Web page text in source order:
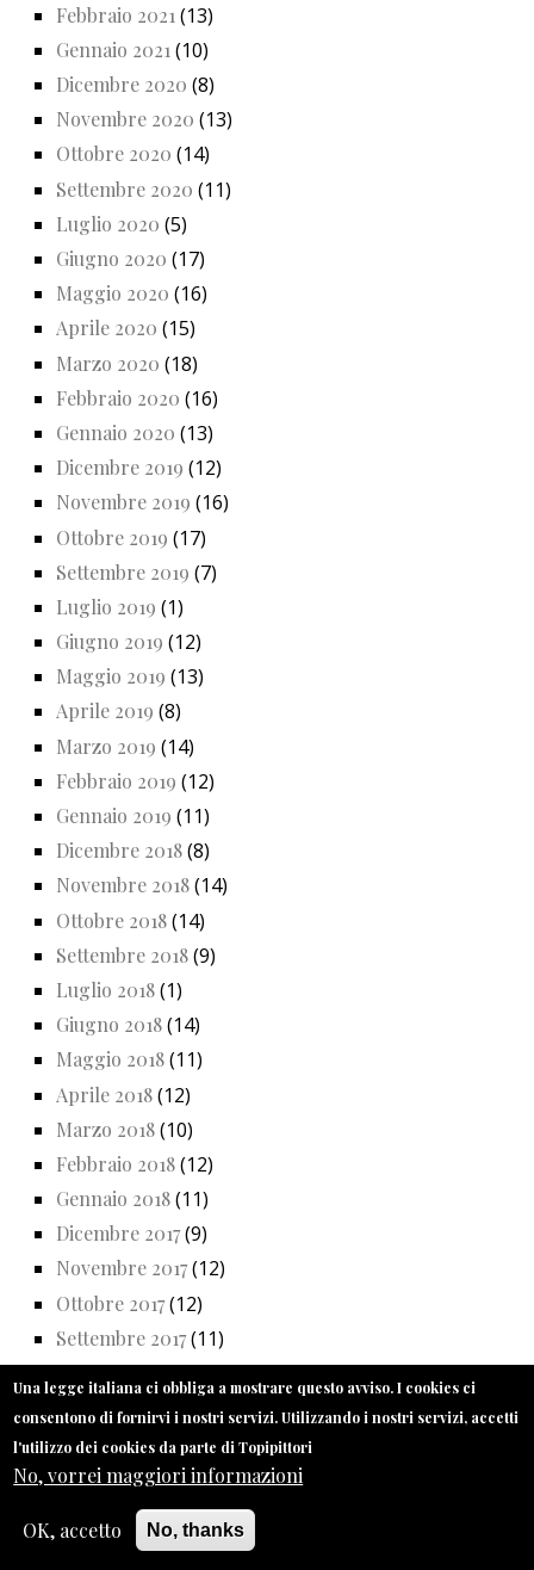
Febbraio 2021 (13)
Gennaio 2021 (10)
Dicembre 2020 (8)
Novembre 2020 (13)
Ottobre 2020 (14)
Settembre 2020 (11)
Luglio 2020 (5)
Giugno 2020 (17)
Maggio 2020 (16)
Aprile 2020 (15)
Marzo 2020 (18)
Febbraio 2020 (16)
Gennaio 2020 (13)
Dicembre 2019 (12)
Novembre 2019 (16)
Ottobre 2019 (17)
Settembre 2019 (7)
Luglio 2019 (1)
Giugno 2019 (12)
Maggio 2019 (13)
Aprile 2019 (8)
Marzo 2019 (14)
Febbraio 2019 (12)
Gennaio 2019 (11)
Dicembre 2018(8)
Novembre 2018(14)
Ottobre 2018(14)
Settembre 2018(9)
Luglio 2018(1)
Giugno 2018(14)
Maggio 2018(11)
Aprile 2018(12)
Marzo 2018(10)
Febbraio 2018(12)
Gennaio 2018(11)
Dicembre 2017(9)
Novembre 2017(12)
Ottobre 2017(12)
Settembre 2017(11)
Giugno 2017(12)
Maggio 2017 (13)
Aprile 2017(8)
Marzo 2017(13)
Febbraio 2017(11)
Gennaio 2017(11)
Una legge italiana ci obbliga a mostrare questo avviso. I cookies ci
consentono di fornirvi i nostri servizi. Utilizzando i nostri servizi, accetti
l'utilizzo dei cookies da parte di Topipittori
No, vorrei maggiori informazioni
OK, accetto No, thanks